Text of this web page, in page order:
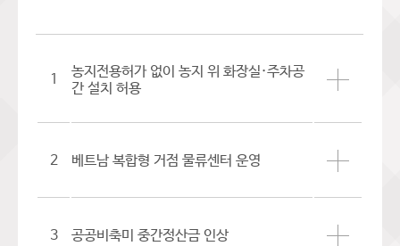
1
농지전용허가 없이 농지 위 화장실·주차공
간 설치 허용
2 베트남 복합형 거점 물류센터 운영
3 공공비축미 중간정산금 인상